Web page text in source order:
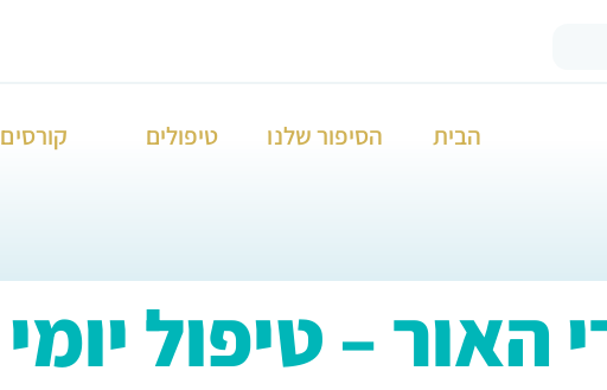
הבית הסיפור שלנו טיפולים קורסים
האור – טיפול יומי